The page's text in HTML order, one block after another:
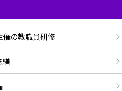
の教職員研修